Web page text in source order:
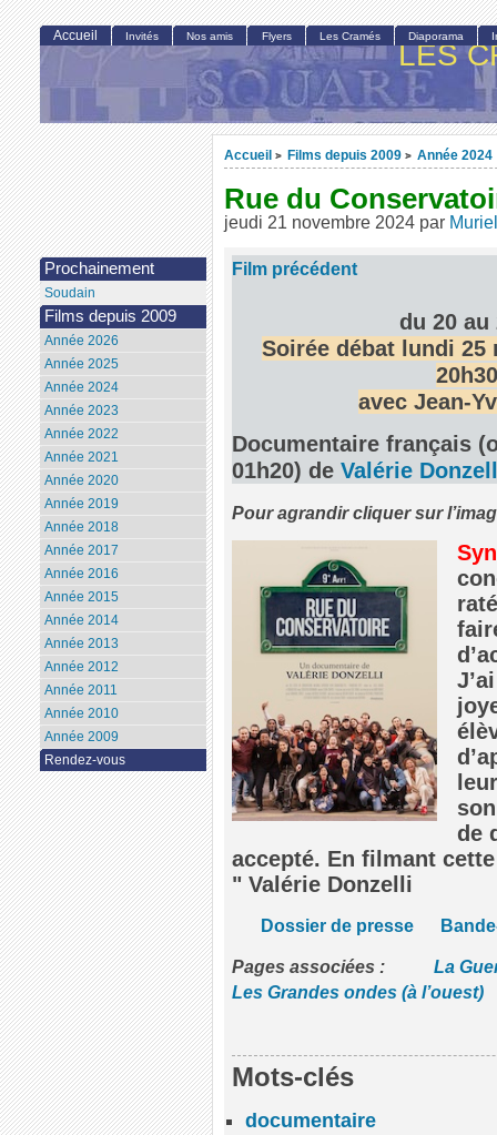
LES
Accueil > Films depuis 2009 > Année 2024
Rue du
jeudi 21 novembre 2024 par Muriel
Film précédent
du 20 au
Soirée débat lundi 25
avec Jean-
Documentaire français
01h20) de Valérie
Pour agrandir cliquer sur
de
accepté. En filmant
" Valérie Donzelli
Dossier de presse
Pages associées : La
Les Grandes ondes (à l’ouest)
Mots-clés
documentaire
Accueil Invités Nos amis Flyers Les Cramés Diaporama
Prochainement
Soudain
Films depuis 2009
Année 2026
Année 2025
Année 2024
Année 2023
Année 2022
Année 2021
Année 2020
Année 2019
Année 2018
Année 2017
Année 2016
Année 2015
Année 2014
Année 2013
Année 2012
Année 2011
Année 2010
Année 2009
Rendez-vous